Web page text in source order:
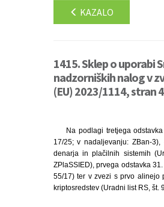
KAZALO
1415. Sklep o uporabi
nadzorniških nalog v
(EU) 2023/1114, stran
Na podlagi tretjega
17/25; v nadaljevanju: ZBan-
denarja in plačilnih sistemih
ZPlaSSIED), prvega odstavka
55/17) ter v zvezi s prvo alinejo
kriptosredstev (Uradni list RS, št.